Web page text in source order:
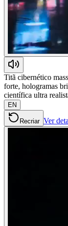
Titã cibernético
forte, hologramas
científica ultra
EN
Recriar Ver